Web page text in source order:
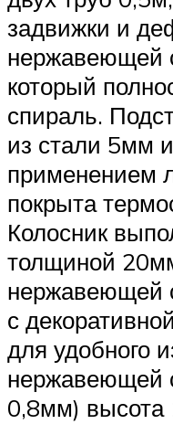
задвижки и
нержавеющей
который
спираль.
из стали 5мм
применением
покрыта
Колосник
толщиной
нержавеющей
с
для удобного
нержавеющей
0,8мм)